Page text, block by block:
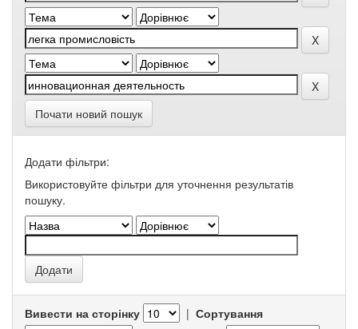
Почати новий пошук
Додати фільтри:
Використовуйте фільтри для уточнення результатів
пошуку.
Вивести на сторінку | Сортування